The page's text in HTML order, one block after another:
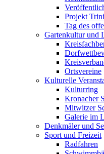
Projekt
Tag des
Gartenkultur und
Ortsvereine
Kulturelle
Kulturring
Kronacher
Mitwitzer
Galerie im
Denkmäler und
Sport und Freizeit
Radfahren